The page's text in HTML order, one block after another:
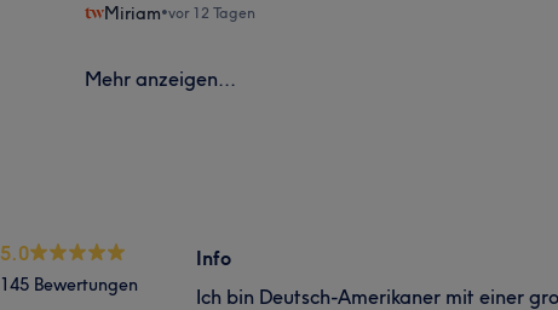
Miriam•vor 12 Tagen
Mehr anzeigen...
5.0
145 Bewertungen
Info
Ich bin Deutsch-Amerikaner mit einer